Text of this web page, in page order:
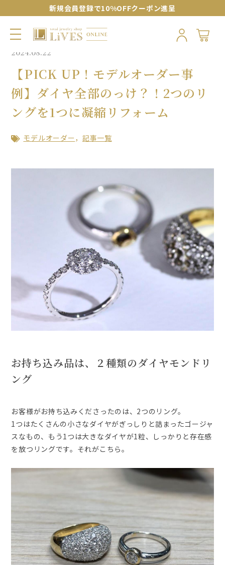
新規会員登録で10%OFFクーポン進呈
2024.08.22
【PICK UP！モデルオーダー事
例】ダイヤ全部のっけ？！2つのリ
ングを1つに凝縮リフォーム
モデルオーダー 記事一覧
お持ち込み品は、２種類のダイヤモンドリ
ング
お客様がお持ち込みくださったのは、2つのリング。
1つはたくさんの小さなダイヤがぎっしりと詰まったゴージャ
スなもの、もう1つは大きなダイヤが1粒、しっかりと存在感
を放つリングです。それがこちら。